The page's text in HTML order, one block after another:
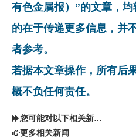
有色金属报）”的文章，
的在于传递更多信息，并
者参考。
若据本文章操作，所有后
概不负任何责任。
您可能对以下相关新闻同样感兴趣
更多相关新闻